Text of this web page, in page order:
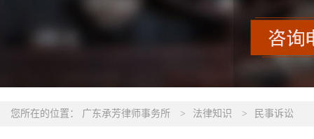
您所在的位置： 广东承芳律师事务所 > 法律知识 > 民事诉讼